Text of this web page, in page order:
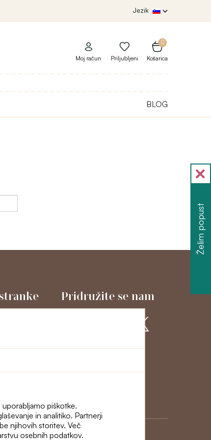
piškotke.
in analitiko. Partnerji
njihovih storitev. Več
osebnih podatkov.
Jezik
0
Košarica
Moj račun Priljubljeni
BLOG
Pridružite se nam
Želim popust